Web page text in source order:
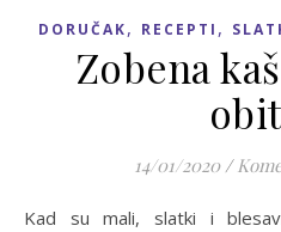
DORUČAK, RECEPTI ,
Zobena
14/01/2020 /
Kad su mali, slatki i blesavi možeš ih pokazivati po